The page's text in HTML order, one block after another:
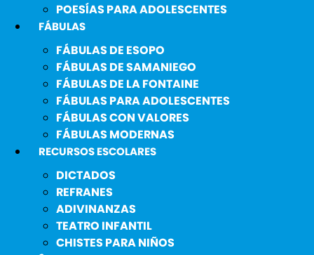
POESÍAS PARA ADOLESCENTES
FÁBULAS
FÁBULAS DE ESOPO
FÁBULAS DE SAMANIEGO
FÁBULAS DE LA FONTAINE
FÁBULAS PARA ADOLESCENTES
FÁBULAS CON VALORES
FÁBULAS MODERNAS
RECURSOS ESCOLARES
DICTADOS
REFRANES
ADIVINANZAS
TEATRO INFANTIL
CHISTES PARA NIÑOS